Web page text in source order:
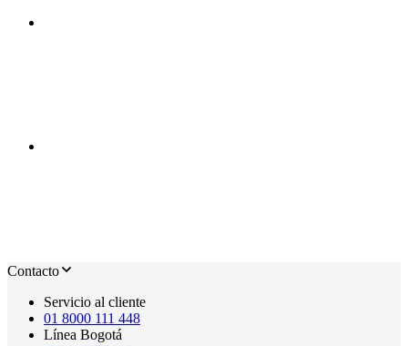
Contacto
Servicio al cliente
01 8000 111 448
Línea Bogotá